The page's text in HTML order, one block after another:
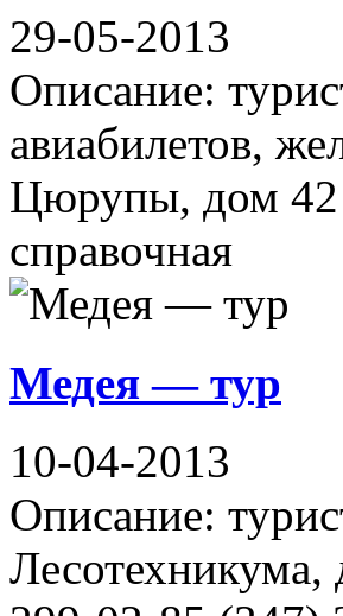
29-05-2013
Описание:
авиабилетов,
Цюрупы, дом 42
справочная
Медея — тур
10-04-2013
Описание: